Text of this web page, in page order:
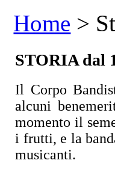
Home >
STORIA dal
Il Corpo
alcuni
momento il
i frutti, e la
musicanti.